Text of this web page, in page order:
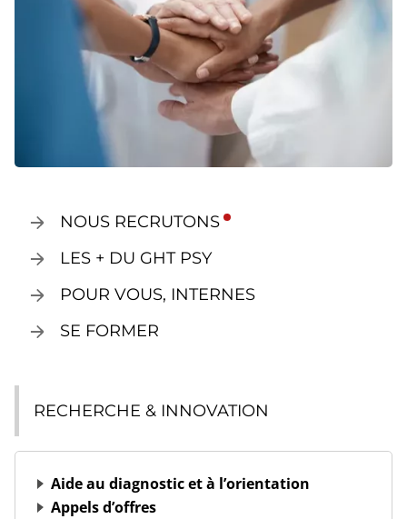
NOUS RECRUTONS
LES + DU GHT PSY
POUR VOUS, INTERNES
SE FORMER
RECHERCHE & INNOVATION
Aide au diagnostic et à l’orientation
Appels d’offres